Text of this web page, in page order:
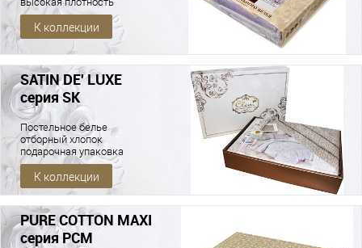
К коллекции
SATIN DE' LUXE
серия SK
Постельное белье
отборный хлопок
подарочная упаковка
К коллекции
PURE COTTON MAXI
серия PCM